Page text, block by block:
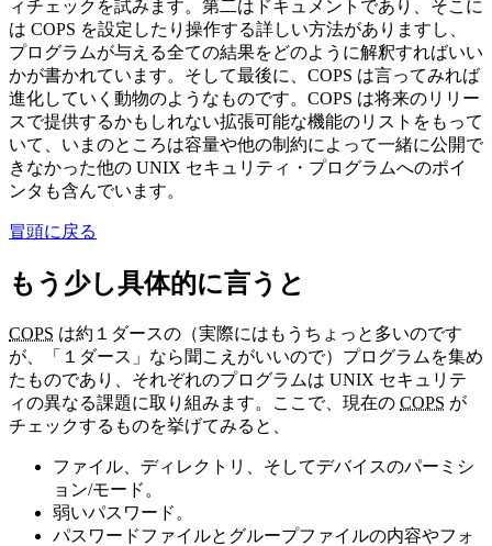
ィチェックを試みます。第二はドキュメントであり、そこに
は COPS を設定したり操作する詳しい方法がありますし、
プログラムが与える全ての結果をどのように解釈すればいい
かが書かれています。そして最後に、COPS は言ってみれば
進化していく動物のようなものです。COPS は将来のリリー
スで提供するかもしれない拡張可能な機能のリストをもって
いて、いまのところは容量や他の制約によって一緒に公開で
きなかった他の UNIX セキュリティ・プログラムへのポイ
ンタも含んでいます。
冒頭に戻る
もう少し具体的に言うと
COPS は約１ダースの（実際にはもうちょっと多いのです
が、「１ダース」なら聞こえがいいので）プログラムを集め
たものであり、それぞれのプログラムは UNIX セキュリテ
ィの異なる課題に取り組みます。ここで、現在の COPS が
チェックするものを挙げてみると、
ファイル、ディレクトリ、そしてデバイスのパーミシ
ョン/モード。
弱いパスワード。
パスワードファイルとグループファイルの内容やフォ